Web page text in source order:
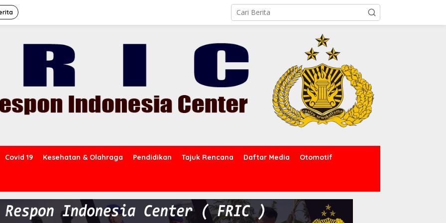
Covid 19 Kesehatan & Olahraga Pendidikan Tajuk Rencana Daftar Media Otomotif